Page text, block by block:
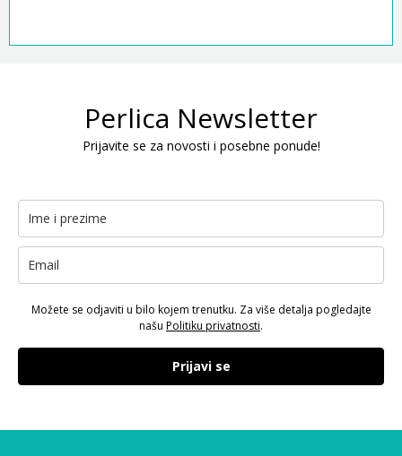
Perlica Newsletter
Prijavite se za novosti i posebne ponude!
Možete se odjaviti u bilo kojem trenutku. Za više detalja pogledajte
našu Politiku privatnosti.
Prijavi se